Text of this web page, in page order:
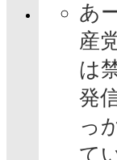
あ
産
は
発
っ
て